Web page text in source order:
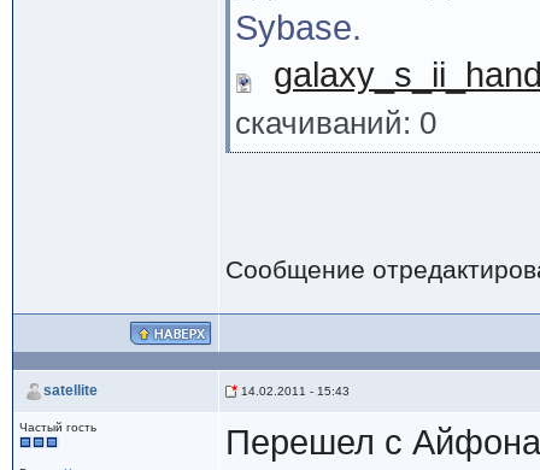
Sybase.
скачиваний: 0
Сообщение
satellite 14.02.2011 - 15:43
Частый гость
Перешел с